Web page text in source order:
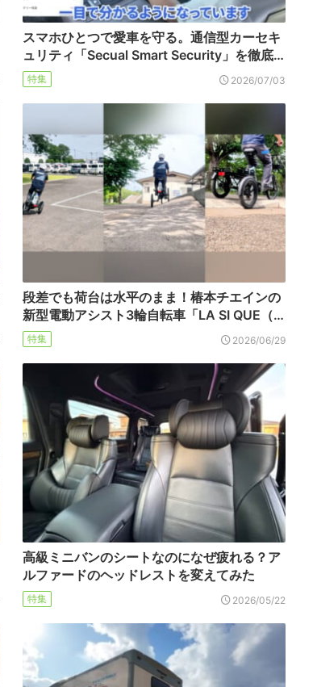
スマホひとつで愛車を守る。通信型カーセキ
ュリティ「Secual Smart Security」を徹底…
特集 2026/07/03
段差でも荷台は水平のまま！椿本チエインの
新型電動アシスト3輪自転車「LA SI QUE（…
特集 2026/06/29
高級ミニバンのシートなのになぜ疲れる？ア
ルファードのヘッドレストを変えてみた
特集 2026/05/22